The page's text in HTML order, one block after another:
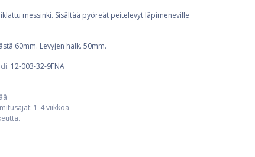
messinki. Sisältää pyöreät peitelevyt läpimeneville
60mm. Levyjen halk. 50mm.
12-003-32-9FNA
1-4 viikkoa